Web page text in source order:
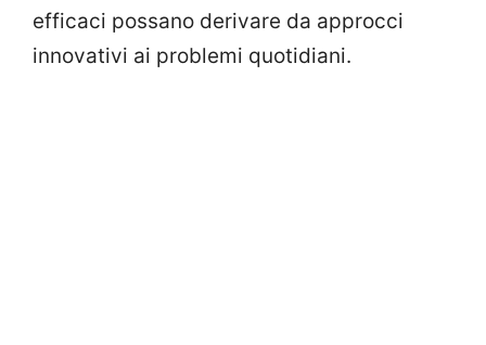
efficaci possano derivare da approcci
innovativi ai problemi quotidiani.